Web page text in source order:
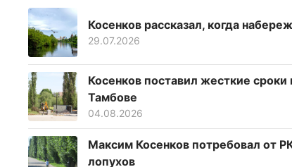
Косенков рассказал, когда
29.07.2026
Косенков поставил жесткие
Тамбове
04.08.2026
Максим Косенков потребовал от
лопухов